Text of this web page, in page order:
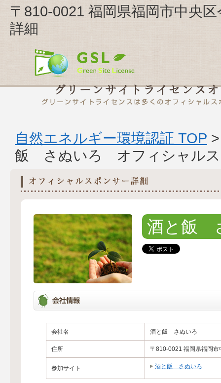
〒810-0021 福岡県福岡市中
詳細
自然エネルギー環境認証 TOP
飯 さぬいろ オフィシャルス
酒と飯
会社名 酒と飯 さぬいろ
住所 〒810-0021 福岡県福岡
参加サイト 酒と飯 さぬいろ